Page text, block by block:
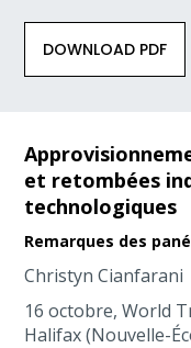
DOWNLOAD PDF
et retombées
technologiques
Remarques des
Christyn Cianfarani
16 octobre, World
Halifax (Nouvelle-